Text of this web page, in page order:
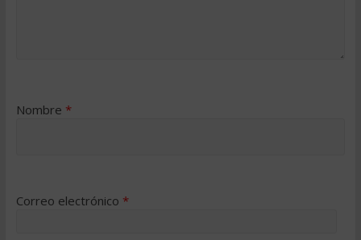
Nombre *
Correo electrónico *